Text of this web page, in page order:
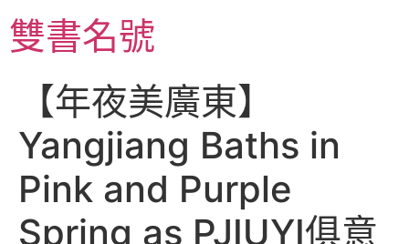
至
主雙書名號
【年夜美廣東】
Yangjiang Baths in
Pink and Purple
Spring as PJIUYI俱意